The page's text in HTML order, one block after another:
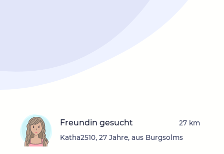
Freundin gesucht
Katha2510, 27 Jahre, aus Burgsolms
27 km